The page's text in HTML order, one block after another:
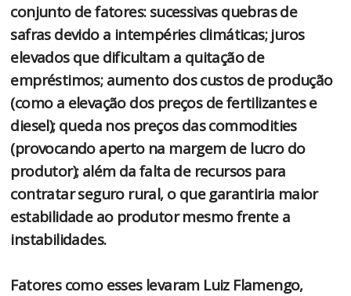
conjunto de fatores: sucessivas quebras de
safras devido a intempéries climáticas; juros
elevados que dificultam a quitação de
empréstimos; aumento dos custos de produção
(como a elevação dos preços de fertilizantes e
diesel); queda nos preços das commodities
(provocando aperto na margem de lucro do
produtor); além da falta de recursos para
contratar seguro rural, o que garantiria maior
estabilidade ao produtor mesmo frente a
instabilidades.
Fatores como esses levaram Luiz Flamengo,